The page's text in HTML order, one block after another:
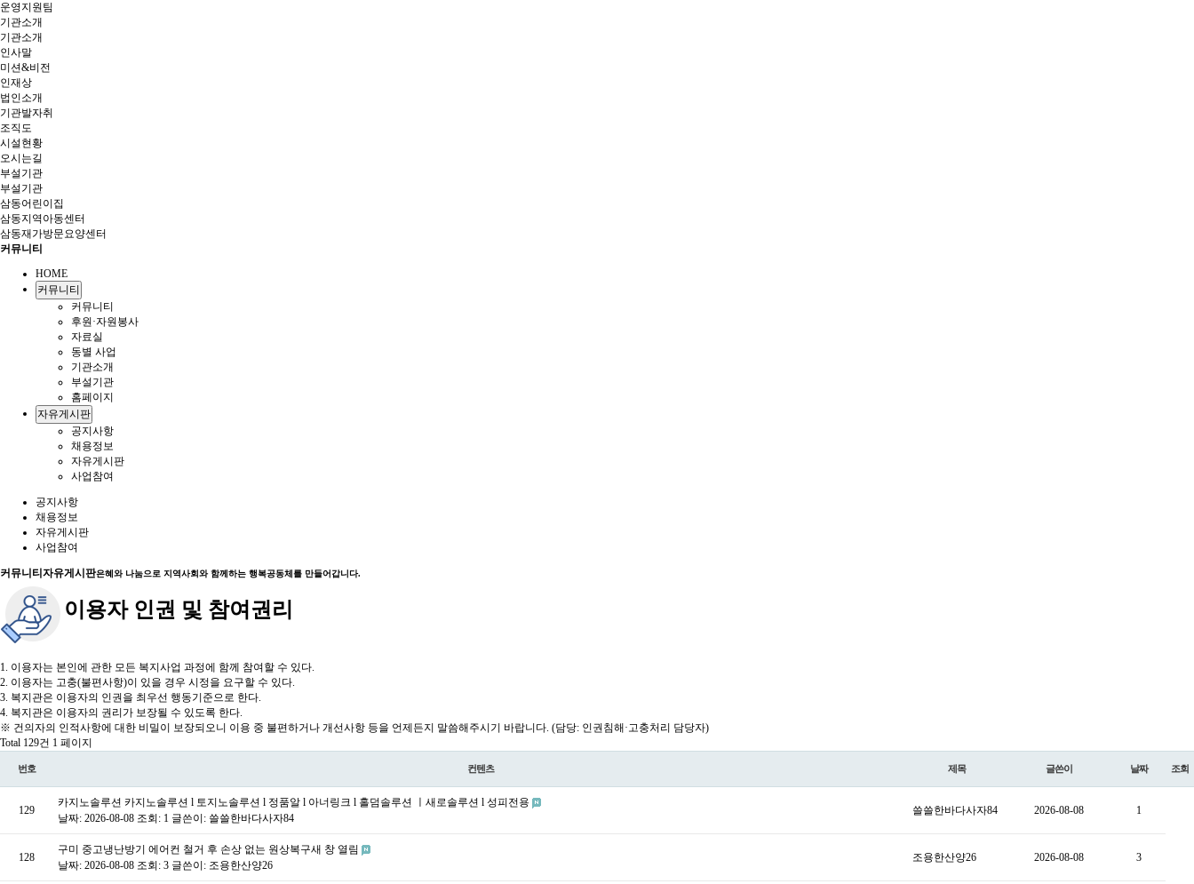
운영지원팀
기관소개
기관소개
인사말
미션&비전
인재상
법인소개
기관발자취
조직도
시설현황
오시는길
부설기관
부설기관
삼동어린이집
삼동지역아동센터
삼동재가방문요양센터
커뮤니티
HOME
커뮤니티
커뮤니티
후원·자원봉사
자료실
동별 사업
기관소개
부설기관
홈페이지
자유게시판
공지사항
채용정보
자유게시판
사업참여
공지사항
채용정보
자유게시판
사업참여
커뮤니티 자유게시판은혜와 나눔으로 지역사회와 함께하는 행복공동체를 만들어갑니다.
이용자 인권 및 참여권리
1. 이용자는 본인에 관한 모든 복지사업 과정에 함께 참여할 수 있다.
2. 이용자는 고충(불편사항)이 있을 경우 시정을 요구할 수 있다.
3. 복지관은 이용자의 인권을 최우선 행동기준으로 한다.
4. 복지관은 이용자의 권리가 보장될 수 있도록 한다.
※ 건의자의 인적사항에 대한 비밀이 보장되오니 이용 중 불편하거나 개선사항 등을 언제든지 말씀해주시기 바랍니다. (담당: 인권침해·고충처리 담당자)
Total 129건 1 페이지
번호 컨텐츠 제목 글쓴이 날짜 조회
129
카지노솔루션 카지노솔루션 l 토지노솔루션 l 정품알 l 아너링크 l 홀덤솔루션 ㅣ새로솔루션 l 성피전용
날짜: 2026-08-08 조회: 1 글쓴이: 쓸쓸한바다사자84
쓸쓸한바다사자84 2026-08-08 1
128
구미 중고냉난방기 에어컨 철거 후 손상 없는 원상복구새 창 열림
날짜: 2026-08-08 조회: 3 글쓴이: 조용한산양26
조용한산양26 2026-08-08 3